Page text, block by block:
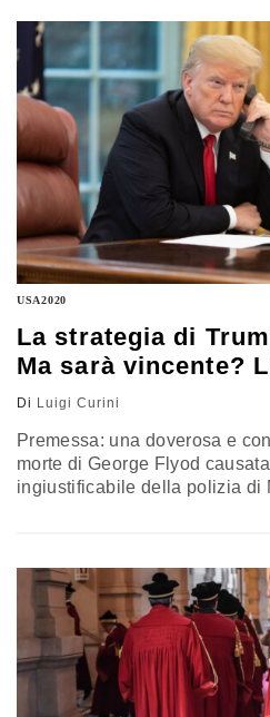
incrementale, delle parole e
significato delle…
USA2020
La strategia di
Ma sarà vincente?
Di Luigi Curini
Premessa: una doverosa e
morte di George Flyod
ingiustificabile della polizia di
comprendere). Questo breve
a pié pari la parte dei “tifosi”…